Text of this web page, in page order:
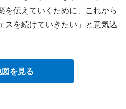
を伝えていくために、これから
スを続けていきたい」と意気込
図を見る